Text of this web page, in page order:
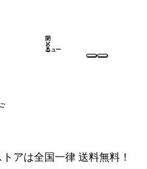
メ
ニュー
閉
じ
る
アは全国一律 送料無料！